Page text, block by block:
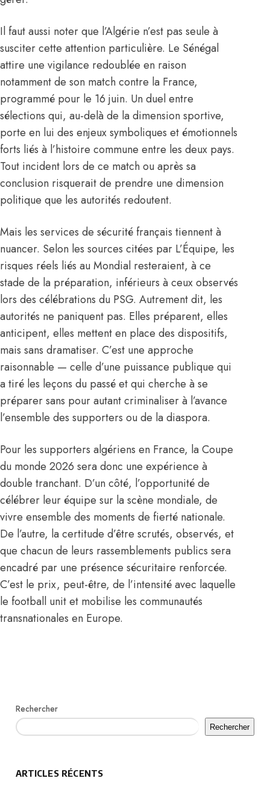
Il faut aussi noter que l’Algérie n’est pas seule à
susciter cette attention particulière. Le Sénégal
attire une vigilance redoublée en raison
notamment de son match contre la France,
programmé pour le 16 juin. Un duel entre
sélections qui, au-delà de la dimension sportive,
porte en lui des enjeux symboliques et émotionnels
forts liés à l’histoire commune entre les deux pays.
Tout incident lors de ce match ou après sa
conclusion risquerait de prendre une dimension
politique que les autorités redoutent.
Mais les services de sécurité français tiennent à
nuancer. Selon les sources citées par L’Équipe, les
risques réels liés au Mondial resteraient, à ce
stade de la préparation, inférieurs à ceux observés
lors des célébrations du PSG. Autrement dit, les
autorités ne paniquent pas. Elles préparent, elles
anticipent, elles mettent en place des dispositifs,
mais sans dramatiser. C’est une approche
raisonnable — celle d’une puissance publique qui
a tiré les leçons du passé et qui cherche à se
préparer sans pour autant criminaliser à l’avance
l’ensemble des supporters ou de la diaspora.
Pour les supporters algériens en France, la Coupe
du monde 2026 sera donc une expérience à
double tranchant. D’un côté, l’opportunité de
célébrer leur équipe sur la scène mondiale, de
vivre ensemble des moments de fierté nationale.
De l’autre, la certitude d’être scrutés, observés, et
que chacun de leurs rassemblements publics sera
encadré par une présence sécuritaire renforcée.
C’est le prix, peut-être, de l’intensité avec laquelle
le football unit et mobilise les communautés
transnationales en Europe.
Rechercher
Rechercher
ARTICLES RÉCENTS